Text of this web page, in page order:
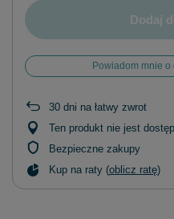
Dodaj
Powiadom mnie
30 dni na łatwy zwrot
Ten produkt nie jest
Bezpieczne zakupy
Kup na raty (oblicz ratę)